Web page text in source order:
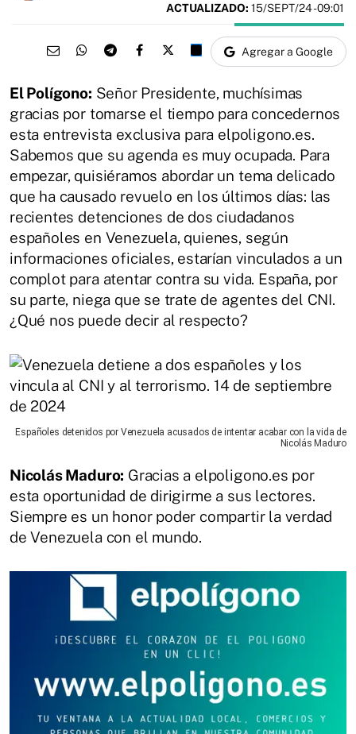
ACTUALIZADO: 15/SEPT/24 - 09:01
Agregar a Google
El Polígono: Señor Presidente, muchísimas
gracias por tomarse el tiempo para concedernos
esta entrevista exclusiva para elpoligono.es.
Sabemos que su agenda es muy ocupada. Para
empezar, quisiéramos abordar un tema delicado
que ha causado revuelo en los últimos días: las
recientes detenciones de dos ciudadanos
españoles en Venezuela, quienes, según
informaciones oficiales, estarían vinculados a un
complot para atentar contra su vida. España, por
su parte, niega que se trate de agentes del CNI.
¿Qué nos puede decir al respecto?
Españoles detenidos por Venezuela acusados de intentar acabar con la vida de
Nicolás Maduro
Nicolás Maduro: Gracias a elpoligono.es por
esta oportunidad de dirigirme a sus lectores.
Siempre es un honor poder compartir la verdad
de Venezuela con el mundo.